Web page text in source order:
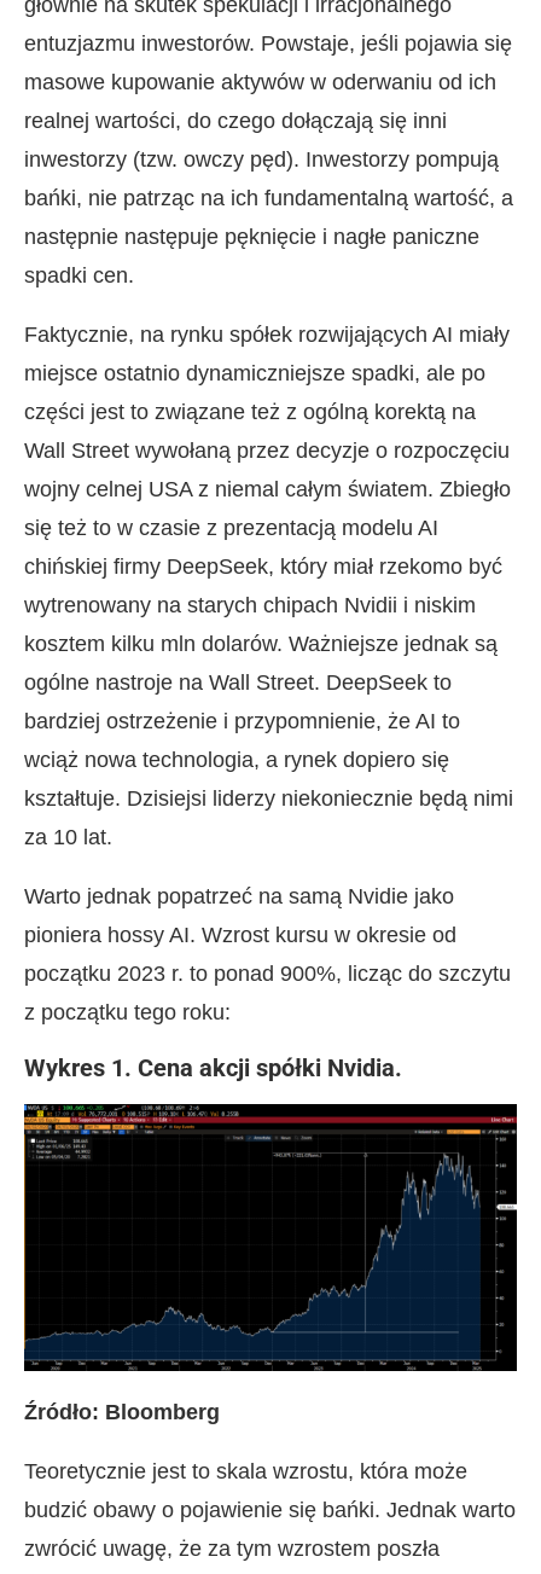
głównie na skutek spekulacji i irracjonalnego
entuzjazmu inwestorów. Powstaje, jeśli pojawia się
masowe kupowanie aktywów w oderwaniu od ich
realnej wartości, do czego dołączają się inni
inwestorzy (tzw. owczy pęd). Inwestorzy pompują
bańki, nie patrząc na ich fundamentalną wartość, a
następnie następuje pęknięcie i nagłe paniczne
spadki cen.
Faktycznie, na rynku spółek rozwijających AI miały
miejsce ostatnio dynamiczniejsze spadki, ale po
części jest to związane też z ogólną korektą na
Wall Street wywołaną przez decyzje o rozpoczęciu
wojny celnej USA z niemal całym światem. Zbiegło
się też to w czasie z prezentacją modelu AI
chińskiej firmy DeepSeek, który miał rzekomo być
wytrenowany na starych chipach Nvidii i niskim
kosztem kilku mln dolarów. Ważniejsze jednak są
ogólne nastroje na Wall Street. DeepSeek to
bardziej ostrzeżenie i przypomnienie, że AI to
wciąż nowa technologia, a rynek dopiero się
kształtuje. Dzisiejsi liderzy niekoniecznie będą nimi
za 10 lat.
Warto jednak popatrzeć na samą Nvidie jako
pioniera hossy AI. Wzrost kursu w okresie od
początku 2023 r. to ponad 900%, licząc do szczytu
z początku tego roku:
Wykres 1. Cena akcji spółki Nvidia.
Źródło: Bloomberg
Teoretycznie jest to skala wzrostu, która może
budzić obawy o pojawienie się bańki. Jednak warto
zwrócić uwagę, że za tym wzrostem poszła